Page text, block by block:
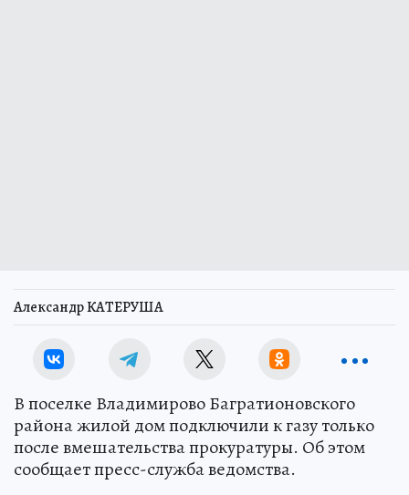
Александр КАТЕРУША
В поселке Владимирово Багратионовского
района жилой дом подключили к газу только
после вмешательства прокуратуры. Об этом
сообщает пресс-служба ведомства.